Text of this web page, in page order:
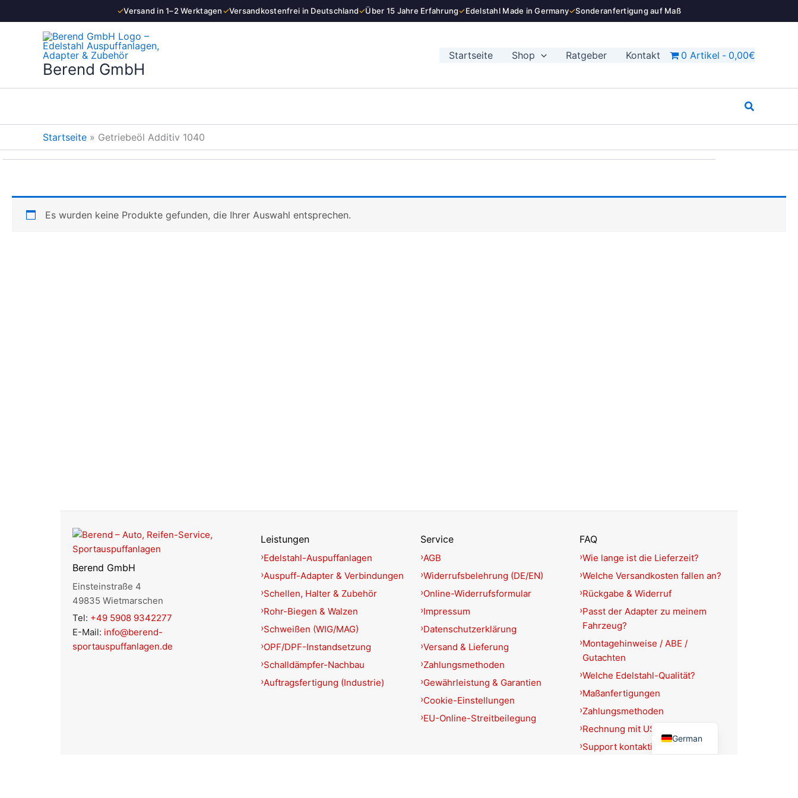
✓Versand in 1–2 Werktagen✓Versandkostenfrei in Deutschland✓Über 15 Jahre Erfahrung✓Edelstahl Made in Germany✓Sonderanfertigung auf Maß
Inhalt
Berend GmbH
Startseite Shop Ratgeber Kontakt 0 Artikel 0,00€
Suchen
Startseite » Getriebeöl Additiv 1040
Es wurden keine Produkte gefunden, die Ihrer Auswahl entsprechen.
Berend GmbH
Einsteinstraße 4
49835 Wietmarschen
Tel: +49 5908 9342277
E-Mail: info@berend-
sportauspuffanlagen.de
Leistungen
Edelstahl-Auspuffanlagen
Auspuff-Adapter & Verbindungen
Schellen, Halter & Zubehör
Rohr-Biegen & Walzen
Schweißen (WIG/MAG)
OPF/DPF-Instandsetzung
Schalldämpfer-Nachbau
Auftragsfertigung (Industrie)
Service
AGB
Widerrufsbelehrung (DE/EN)
Online-Widerrufsformular
Impressum
Datenschutzerklärung
Versand & Lieferung
Zahlungsmethoden
Gewährleistung & Garantien
Cookie-Einstellungen
EU-Online-Streitbeilegung
FAQ
Wie lange ist die Lieferzeit?
Welche Versandkosten fallen an?
Rückgabe & Widerruf
Passt der Adapter zu meinem
Fahrzeug?
Montagehinweise / ABE /
Gutachten
Welche Edelstahl-Qualität?
Maßanfertigungen
Zahlungsmethoden
Rechnung mit USt.-Ausweis?
Support kontaktieren
German